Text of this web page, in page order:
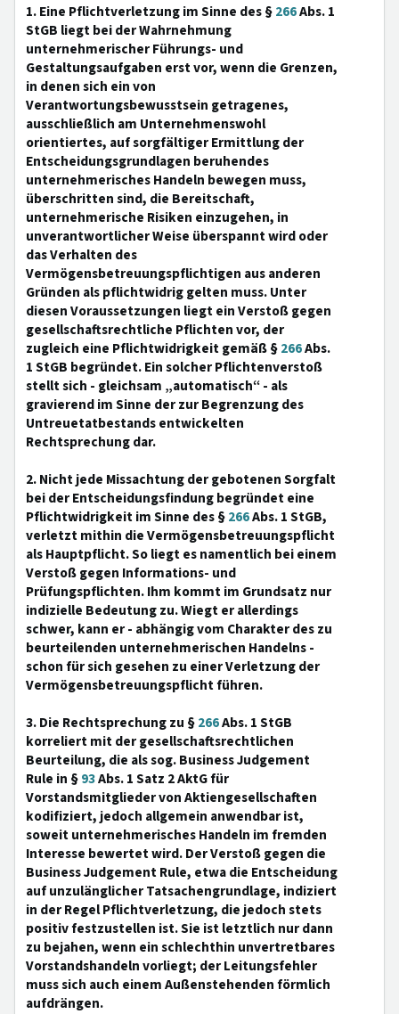
1. Eine Pflichtverletzung im Sinne des §266Abs. 1
StGB liegt bei der Wahrnehmung
unternehmerischer Führungs- und
Gestaltungsaufgaben erst vor, wenn die Grenzen,
in denen sich ein von
Verantwortungsbewusstsein getragenes,
ausschließlich am Unternehmenswohl
orientiertes, auf sorgfältiger Ermittlung der
Entscheidungsgrundlagen beruhendes
unternehmerisches Handeln bewegen muss,
überschritten sind, die Bereitschaft,
unternehmerische Risiken einzugehen, in
unverantwortlicher Weise überspannt wird oder
das Verhalten des
Vermögensbetreuungspflichtigen aus anderen
Gründen als pflichtwidrig gelten muss. Unter
diesen Voraussetzungen liegt ein Verstoß gegen
gesellschaftsrechtliche Pflichten vor, der
zugleich eine Pflichtwidrigkeit gemäß §266Abs.
1 StGB begründet. Ein solcher Pflichtenverstoß
stellt sich - gleichsam „automatisch“ - als
gravierend im Sinne der zur Begrenzung des
Untreuetatbestands entwickelten
Rechtsprechung dar.
2. Nicht jede Missachtung der gebotenen Sorgfalt
bei der Entscheidungsfindung begründet eine
Pflichtwidrigkeit im Sinne des §266Abs. 1 StGB,
verletzt mithin die Vermögensbetreuungspflicht
als Hauptpflicht. So liegt es namentlich bei einem
Verstoß gegen Informations- und
Prüfungspflichten. Ihm kommt im Grundsatz nur
indizielle Bedeutung zu. Wiegt er allerdings
schwer, kann er - abhängig vom Charakter des zu
beurteilenden unternehmerischen Handelns -
schon für sich gesehen zu einer Verletzung der
Vermögensbetreuungspflicht führen.
3. Die Rechtsprechung zu §266Abs. 1 StGB
korreliert mit der gesellschaftsrechtlichen
Beurteilung, die als sog. Business Judgement
Rule in §93Abs. 1 Satz 2 AktG für
Vorstandsmitglieder von Aktiengesellschaften
kodifiziert, jedoch allgemein anwendbar ist,
soweit unternehmerisches Handeln im fremden
Interesse bewertet wird. Der Verstoß gegen die
Business Judgement Rule, etwa die Entscheidung
auf unzulänglicher Tatsachengrundlage, indiziert
in der Regel Pflichtverletzung, die jedoch stets
positiv festzustellen ist. Sie ist letztlich nur dann
zu bejahen, wenn ein schlechthin unvertretbares
Vorstandshandeln vorliegt; der Leitungsfehler
muss sich auch einem Außenstehenden förmlich
aufdrängen.